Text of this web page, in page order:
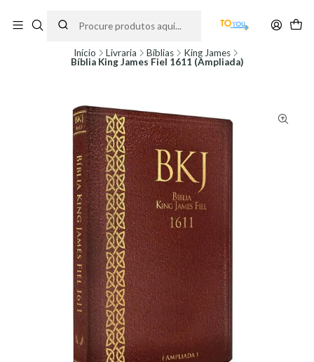
partir do dia 11 de Agosto, às 10H.
Início Livraria Bíblias
King James
Bíblia King James Fiel 1611 (Ampliada)